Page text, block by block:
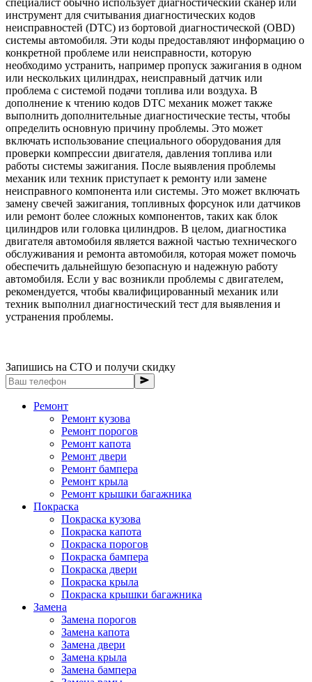
специалист обычно использует диагностический сканер или
инструмент для считывания диагностических кодов
неисправностей (DTC) из бортовой диагностической (OBD)
системы автомобиля. Эти коды предоставляют информацию о
конкретной проблеме или неисправности, которую
необходимо устранить, например пропуск зажигания в одном
или нескольких цилиндрах, неисправный датчик или
проблема с системой подачи топлива или воздуха. В
дополнение к чтению кодов DTC механик может также
выполнить дополнительные диагностические тесты, чтобы
определить основную причину проблемы. Это может
включать использование специального оборудования для
проверки компрессии двигателя, давления топлива или
работы системы зажигания. После выявления проблемы
механик или техник приступает к ремонту или замене
неисправного компонента или системы. Это может включать
замену свечей зажигания, топливных форсунок или датчиков
или ремонт более сложных компонентов, таких как блок
цилиндров или головка цилиндров. В целом, диагностика
двигателя автомобиля является важной частью технического
обслуживания и ремонта автомобиля, которая может помочь
обеспечить дальнейшую безопасную и надежную работу
автомобиля. Если у вас возникли проблемы с двигателем,
рекомендуется, чтобы квалифицированный механик или
техник выполнил диагностический тест для выявления и
устранения проблемы.
Запишись на СТО и получи скидку
Ремонт
Ремонт кузова
Ремонт порогов
Ремонт капота
Ремонт двери
Ремонт бампера
Ремонт крыла
Ремонт крышки багажника
Покраска
Покраска кузова
Покраска капота
Покраска порогов
Покраска бампера
Покраска двери
Покраска крыла
Покраска крышки багажника
Замена
Замена порогов
Замена капота
Замена двери
Замена крыла
Замена бампера